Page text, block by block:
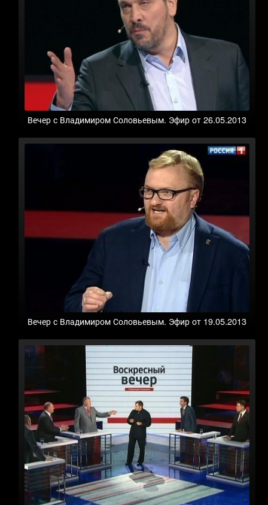
Вечер с Владимиром Соловьевым. Эфир от 26.05.2013
Вечер с Владимиром Соловьевым. Эфир от 19.05.2013